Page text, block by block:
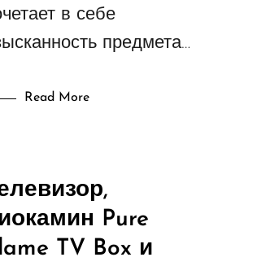
в себе
предмета…
Read More
Pure
TV Box и